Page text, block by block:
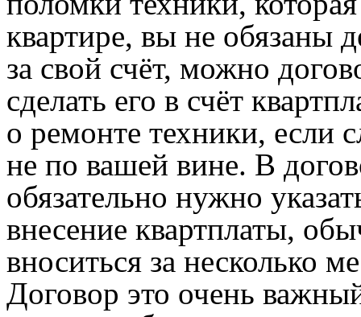
квартире, вы не обязаны
за свой счёт, можно
сделать его в счёт
о ремонте техники, если
не по вашей вине. В
обязательно нужно
внесение квартплаты,
вноситься за несколько
Договор это очень